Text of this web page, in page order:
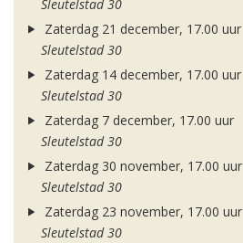
Sleutelstad 30
Zaterdag 21 december, 17.00 uur
Sleutelstad 30
Zaterdag 14 december, 17.00 uur
Sleutelstad 30
Zaterdag 7 december, 17.00 uur
Sleutelstad 30
Zaterdag 30 november, 17.00 uur
Sleutelstad 30
Zaterdag 23 november, 17.00 uur
Sleutelstad 30